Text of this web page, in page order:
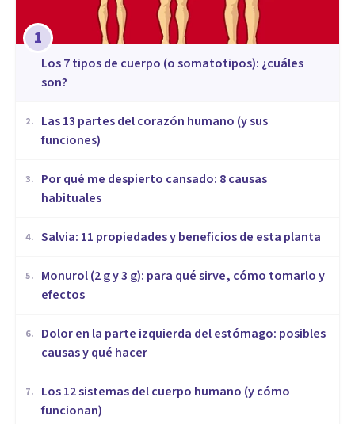
1
​Los 7 tipos de cuerpo (o somatotipos): ¿cuáles
son?
2.
Las 13 partes del corazón humano (y sus
funciones)
3.
Por qué me despierto cansado: 8 causas
habituales
4. Salvia: 11 propiedades y beneficios de esta planta
5.
Monurol (2 g y 3 g): para qué sirve, cómo tomarlo y
efectos
6.
Dolor en la parte izquierda del estómago: posibles
causas y qué hacer
7.
Los 12 sistemas del cuerpo humano (y cómo
funcionan)